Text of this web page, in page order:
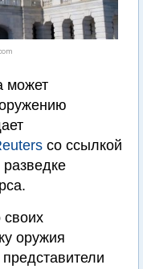
может
со ссылкой
оружия